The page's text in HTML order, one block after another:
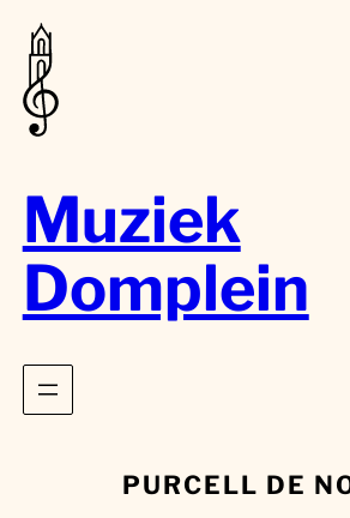
Muziek
Domplein
PURCELL DE